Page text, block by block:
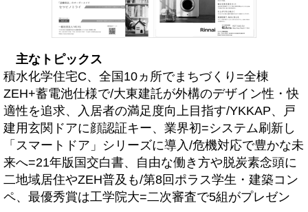
主なトピックス
積水化学住宅C、全国10ヵ所でまちづくり=全棟
ZEH+蓄電池仕様で/大東建託が外構のデザイン性・快
適性を追求、入居者の満足度向上目指す/YKKAP、戸
建用玄関ドアに顔認証キー、業界初=システム刷新し
「スマートドア」シリーズに導入/危機対応で豊かな未
来へ=21年版国交白書、自由な働き方や脱炭素念頭に
二地域居住やZEH普及も/第8回ポラス学生・建築コン
ペ、最優秀賞は工学院大=二次審査で5組がプレゼン